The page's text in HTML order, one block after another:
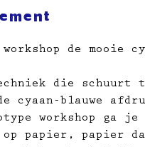
de mooie
die
cyaan-blauwe
workshop ga
op papier, papier